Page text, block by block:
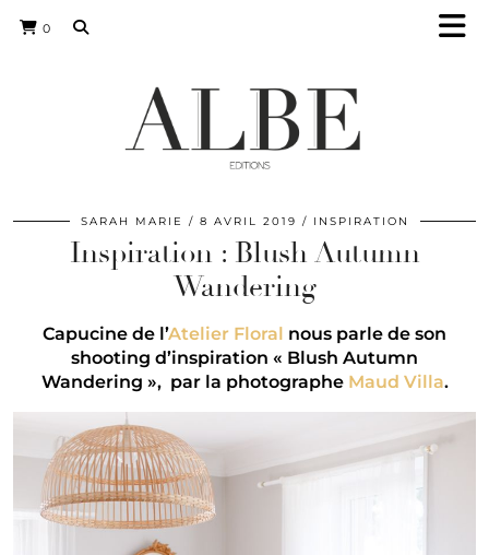
0
SARAH MARIE 8 AVRIL 2019 INSPIRATION
Inspiration : Blush Autumn
Wandering
Capucine de l’Atelier Floral nous parle de son
shooting d’inspiration « Blush Autumn
Wandering », par la photographe Maud Villa.